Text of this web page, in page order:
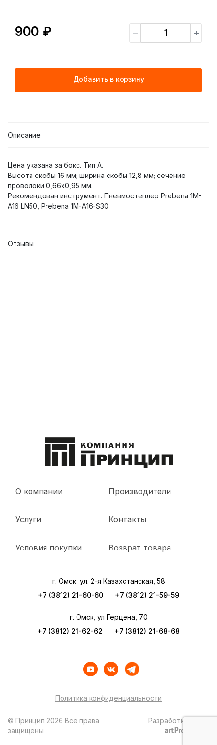
900 ₽
Добавить в корзину
Описание
Цена указана за бокс. Тип А.
Высота скобы 16 мм; ширина скобы 12,8 мм; сечение
проволоки 0,66x0,95 мм.
Рекомендован инструмент: Пневмостеплер Prebena 1M-
A16 LN50, Prebena 1M-A16-S30
Отзывы
О компании
Услуги
Условия покупки
Производители
Контакты
Возврат товара
г. Омск, ул. 2-я Казахстанская, 58
+7 (3812) 21-60-60
+7 (3812) 21-59-59
г. Омск, ул Герцена, 70
+7 (3812) 21-62-62
+7 (3812) 21-68-68
Политика конфиденциальности
© Принцип 2026 Все права
защищены
Разработка сайта